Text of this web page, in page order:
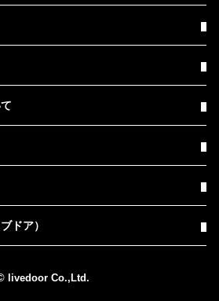
ドア）
livedoor Co.,Ltd.